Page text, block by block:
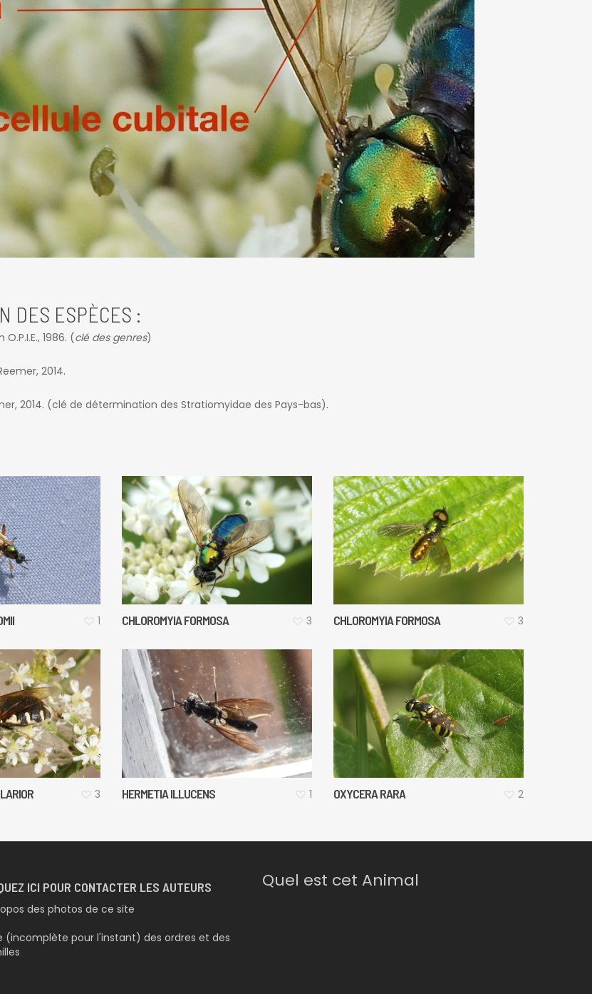
DES ESPÈCES :
1986. (clé des genres)
2014.
2014. (clé de détermination des Stratiomyidae des Pays-bas).
1 CHLOROMYIA FORMOSA 3 CHLOROMYIA FORMOSA 3
3 HERMETIA ILLUCENS 1 OXYCERA RARA 2
ICI POUR CONTACTER LES AUTEURS
des photos de ce site
(incomplète pour l'instant) des ordres et des
Quel est cet Animal